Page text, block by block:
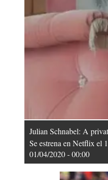
Julian Schnabel: A
Se estrena en Netflix el
01/04/2020 - 00:00